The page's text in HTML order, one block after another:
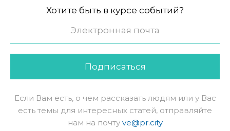
Хотите быть в курсе событий?
Подписаться
Если Вам есть, о чем рассказать людям или у Вас
есть темы для интересных статей, отправляйте
нам на почту ve@pr.city